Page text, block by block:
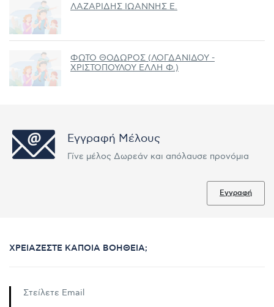
ΛΑΖΑΡΙΔΗΣ ΙΩΑΝΝΗΣ Ε.
ΦΩΤΟ ΘΟΔΩΡΟΣ (ΛΟΓΔΑΝΙΔΟΥ -
ΧΡΙΣΤΟΠΟΥΛΟΥ ΕΛΛΗ Φ.)
Εγγραφή Μέλους
Γίνε μέλος Δωρεάν και απόλαυσε προνόμια
Εγγραφή
ΧΡΕΙΆΖΕΣΤΕ ΚΆΠΟΙΑ ΒΟΉΘΕΙΑ;
Στείλετε Email